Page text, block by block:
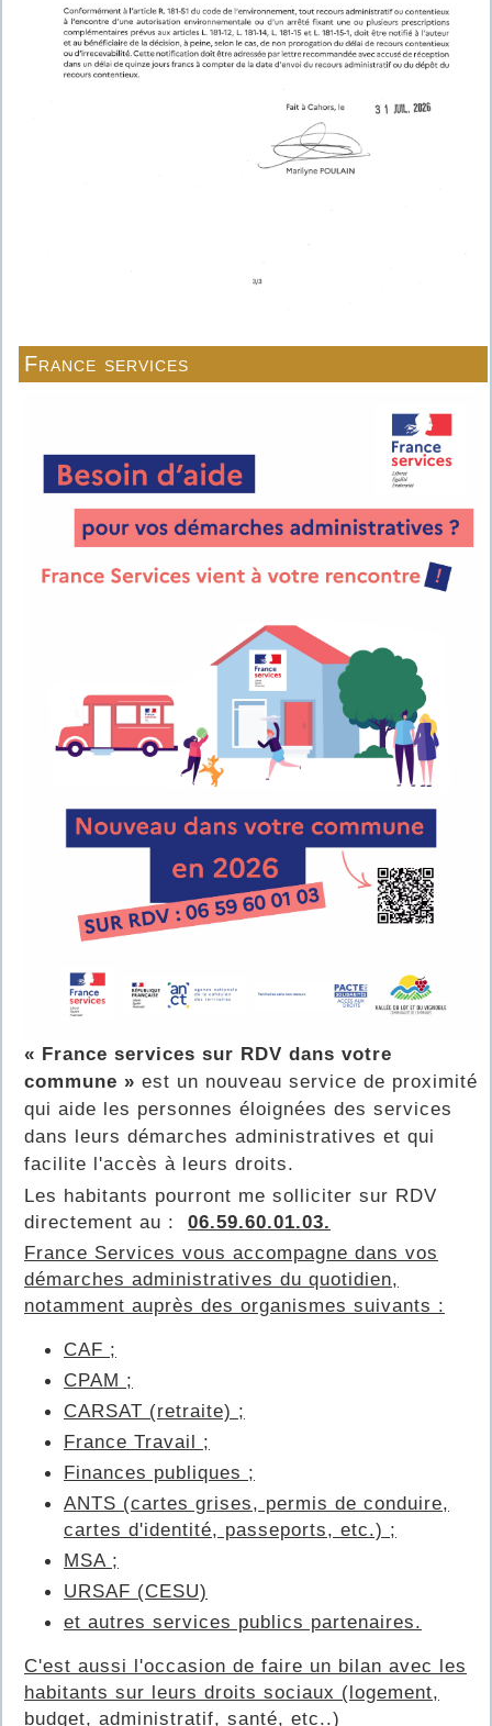
France services
« France services sur RDV dans votre
commune » est un nouveau service de proximité
qui aide les personnes éloignées des services
dans leurs démarches administratives et qui
facilite l'accès à leurs droits.
Les habitants pourront me solliciter sur RDV
directement au : 06.59.60.01.03.
France Services vous accompagne dans vos
démarches administratives du quotidien,
notamment auprès des organismes suivants :
CAF ;
CPAM ;
CARSAT (retraite) ;
France Travail ;
Finances publiques ;
ANTS (cartes grises, permis de conduire,
cartes d'identité, passeports, etc.) ;
MSA ;
URSAF (CESU)
et autres services publics partenaires.
C'est aussi l'occasion de faire un bilan avec les
habitants sur leurs droits sociaux (logement,
budget, administratif, santé, etc..)